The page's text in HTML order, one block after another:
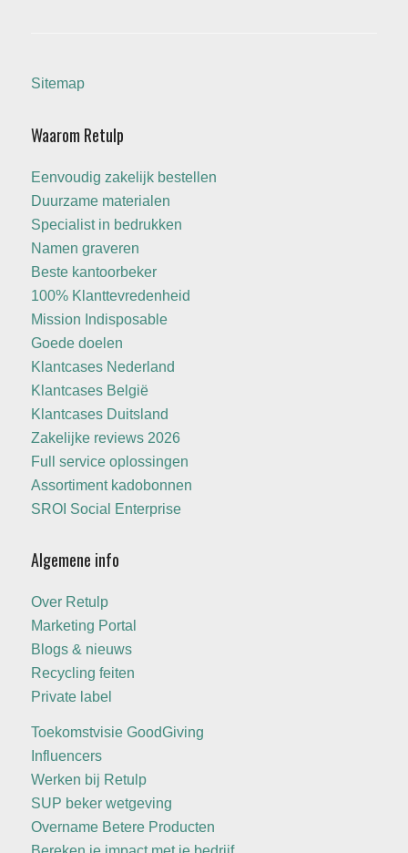
Sitemap
Waarom Retulp
Eenvoudig zakelijk bestellen
Duurzame materialen
Specialist in bedrukken
Namen graveren
Beste kantoorbeker
100% Klanttevredenheid
Mission Indisposable
Goede doelen
Klantcases Nederland
Klantcases België
Klantcases Duitsland
Zakelijke reviews 2026
Full service oplossingen
Assortiment kadobonnen
SROI Social Enterprise
Algemene info
Over Retulp
Marketing Portal
Blogs & nieuws
Recycling feiten
Private label
Toekomstvisie GoodGiving
Influencers
Werken bij Retulp
SUP beker wetgeving
Overname Betere Producten